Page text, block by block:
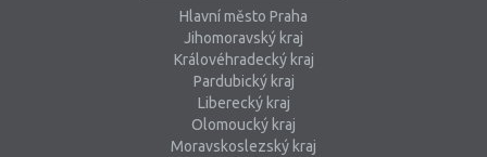
Hlavní město Praha
Jihomoravský kraj
Královéhradecký kraj
Pardubický kraj
Liberecký kraj
Olomoucký kraj
Moravskoslezský kraj